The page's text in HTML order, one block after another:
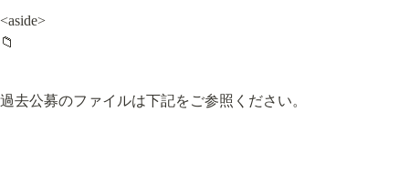
<aside>
📁
過去公募のファイルは下記をご参照ください。